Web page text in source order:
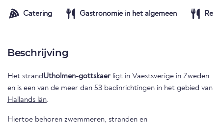
Catering Gastronomie in het algemeen
Beschrijving
Het strandUtholmen-gottskaer ligt in Vaestsverige in Zweden
en is een van de meer dan 53 badinrichtingen in het gebied van
Hallands län.
Hiertoe behoren zwemmeren, stranden en